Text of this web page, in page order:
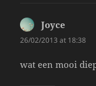
Joyce
26/02/2013 at 18:38
wat een mooi